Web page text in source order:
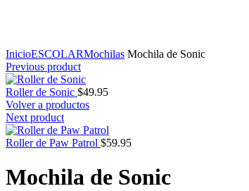
InicioESCOLARMochilas Mochila de Sonic
Previous product
Roller de Sonic $49.95
Volver a productos
Next product
Roller de Paw Patrol $59.95
Mochila de Sonic